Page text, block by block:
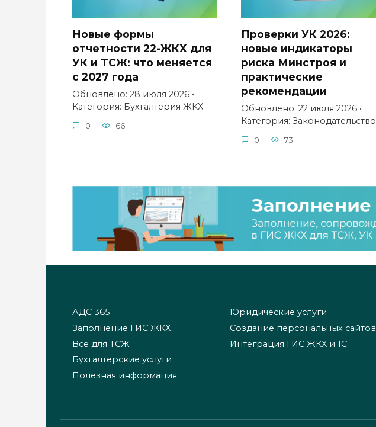
Новые формы
отчетности 22-ЖКХ для
УК и ТСЖ: что меняется
с 2027 года
Обновлено: 28 июля 2026 •
Категория: Бухгалтерия ЖКХ
0 66
Проверки УК 2026:
новые индикаторы
риска Минстроя и
практические
рекомендации
Обновлено: 22 июля 2026 •
Категория: Законодательство
0 73
АДС 365
Заполнение ГИС ЖКХ
Всё для ТСЖ
Бухгалтерские услуги
Полезная информация
Юридические услуги
Создание персональных сайтов
Интеграция ГИС ЖКХ и 1С